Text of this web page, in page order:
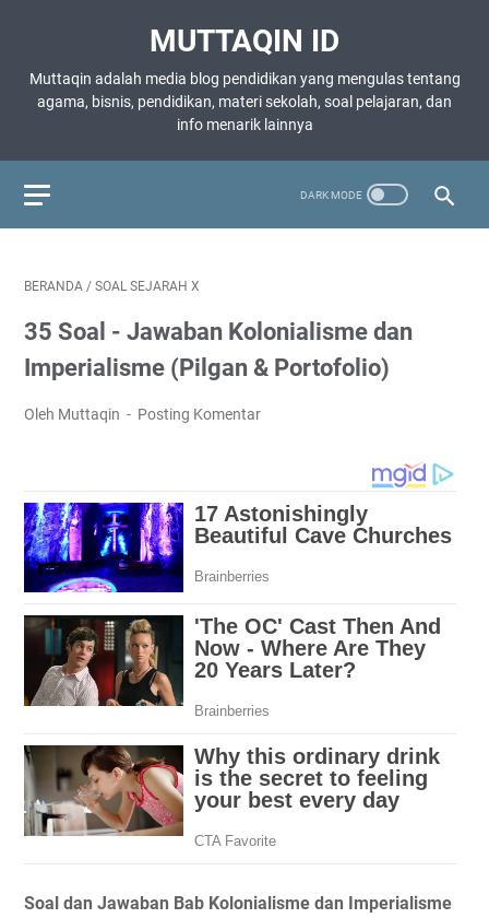
MUTTAQIN ID
Muttaqin adalah media blog pendidikan yang mengulas tentang
agama, bisnis, pendidikan, materi sekolah, soal pelajaran, dan
info menarik lainnya
BERANDA / SOAL SEJARAH X
35 Soal - Jawaban Kolonialisme dan
Imperialisme (Pilgan & Portofolio)
Oleh Muttaqin Posting Komentar
Soal dan Jawaban Bab Kolonialisme dan Imperialisme